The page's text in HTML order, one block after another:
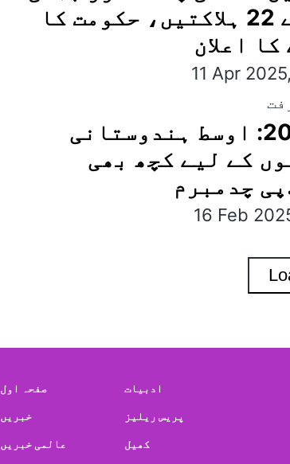
گرنے سے 22 ہلاکتیں، حکومت کا
اعلان
11 Apr
بجٹ 2025: اوسط ہندوستانی
کے لیے کچھ بھی
چدمبرم
16 Feb
صفحہ اول
خبریں
عالمی خبریں
ادبیات
پریس ریلیز
کھیل